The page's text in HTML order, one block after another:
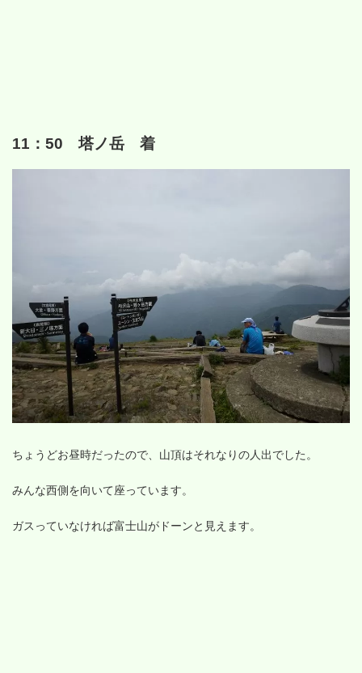
11：50 塔ノ岳 着
ちょうどお昼時だったので、山頂はそれなりの人出でした。
みんな西側を向いて座っています。
ガスっていなければ富士山がドーンと見えます。